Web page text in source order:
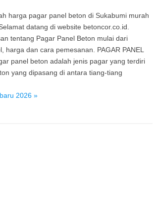
harga pagar panel beton di Sukabumi murah
datang di website betoncor.co.id.
tentang Pagar Panel Beton mulai dari
harga dan cara pemesanan. PAGAR PANEL
panel beton adalah jenis pagar yang terdiri
yang dipasang di antara tiang-tiang
2026 »